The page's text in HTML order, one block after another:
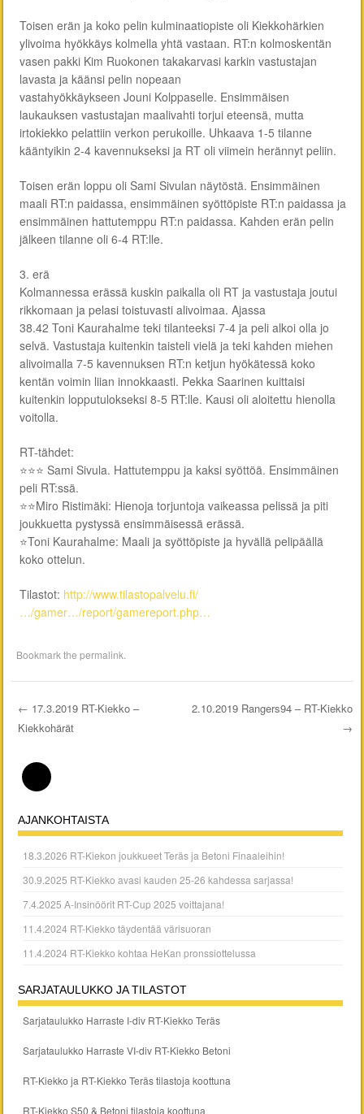
Toisen erän ja koko pelin kulminaatiopiste oli Kiekkohärkien
ylivoima hyökkäys kolmella yhtä vastaan. RT:n kolmoskentän
vasen pakki Kim Ruokonen takakarvasi karkin vastustajan
lavasta ja käänsi pelin nopeaan
vastahyökkäykseen Jouni Kolppaselle. Ensimmäisen
laukauksen vastustajan maalivahti torjui eteensä, mutta
irtokiekko pelattiin verkon perukoille. Uhkaava 1-5 tilanne
kääntyikin 2-4 kavennukseksi ja RT oli viimein herännyt peliin.
Toisen erän loppu oli Sami Sivulan näytöstä. Ensimmäinen
maali RT:n paidassa, ensimmäinen syöttöpiste RT:n paidassa ja
ensimmäinen hattutemppu RT:n paidassa. Kahden erän pelin
jälkeen tilanne oli 6-4 RT:lle.
3. erä
Kolmannessa erässä kuskin paikalla oli RT ja vastustaja joutui
rikkomaan ja pelasi toistuvasti alivoimaa. Ajassa
38.42 Toni Kaurahalme teki tilanteeksi 7-4 ja peli alkoi olla jo
selvä. Vastustaja kuitenkin taisteli vielä ja teki kahden miehen
alivoimalla 7-5 kavennuksen RT:n ketjun hyökätessä koko
kentän voimin liian innokkaasti. Pekka Saarinen kuittaisi
kuitenkin lopputulokseksi 8-5 RT:lle. Kausi oli aloitettu hienolla
voitolla.
RT-tähdet:
⭐️⭐️⭐️ Sami Sivula. Hattutemppu ja kaksi syöttöä. Ensimmäinen
peli RT:ssä.
⭐️⭐️Miro Ristimäki: Hienoja torjuntoja vaikeassa pelissä ja piti
joukkuetta pystyssä ensimmäisessä erässä.
⭐️Toni Kaurahalme: Maali ja syöttöpiste ja hyvällä pelipäällä
koko ottelun.
Tilastot: http://www.tilastopalvelu.fi/
…/gamer…/report/gamereport.php…
Bookmark thepermalink
Post navigation
← 17.3.2019 RT-Kiekko –
Kiekkohärät
2.10.2019 Rangers94 – RT-Kiekko
→
AJANKOHTAISTA
18.3.2026 RT-Kiekon joukkueet Teräs ja Betoni Finaaleihin!
30.9.2025 RT-Kiekko avasi kauden 25-26 kahdessa sarjassa!
7.4.2025 A-Insinöörit RT-Cup 2025 voittajana!
11.4.2024 RT-Kiekko täydentää värisuoran
11.4.2024 RT-Kiekko kohtaa HeKan pronssiottelussa
SARJATAULUKKO JA TILASTOT
Sarjataulukko Harraste I-div RT-Kiekko Teräs
Sarjataulukko Harraste VI-div RT-Kiekko Betoni
RT-Kiekko ja RT-Kiekko Teräs tilastoja koottuna
RT-Kiekko S50 & Betoni tilastoja koottuna